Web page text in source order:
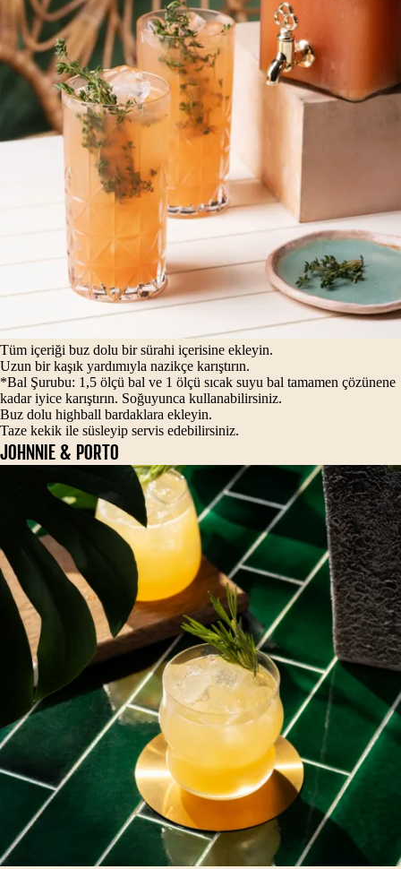
Tüm içeriği buz dolu bir sürahi içerisine ekleyin.
Uzun bir kaşık yardımıyla nazikçe karıştırın.
*Bal Şurubu: 1,5 ölçü bal ve 1 ölçü sıcak suyu bal tamamen çözünene
kadar iyice karıştırın. Soğuyunca kullanabilirsiniz.
Buz dolu highball bardaklara ekleyin.
Taze kekik ile süsleyip servis edebilirsiniz.
JOHNNIE & PORTO